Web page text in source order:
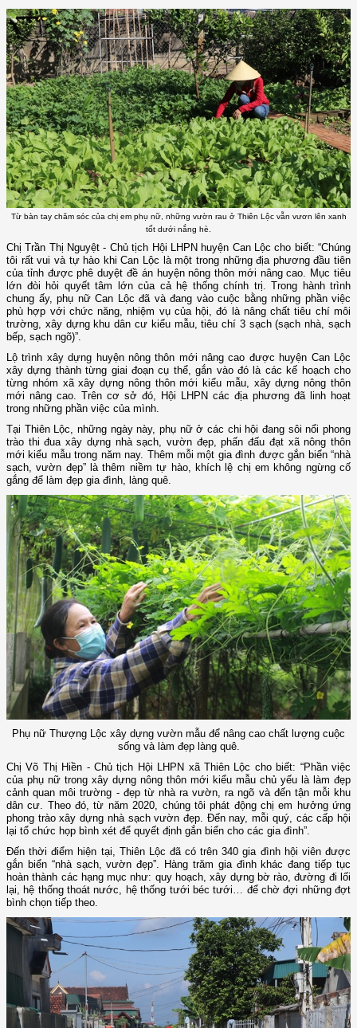
Từ bàn tay chăm sóc của chị em phụ nữ, những vườn rau ở Thiên Lộc vẫn vươn lên xanh
tốt dưới nắng hè.
Chị Trần Thị Nguyệt - Chủ tịch Hội LHPN huyện Can Lộc cho biết: “Chúng
tôi rất vui và tự hào khi Can Lộc là một trong những địa phương đầu tiên
của tỉnh được phê duyệt đề án huyện nông thôn mới nâng cao. Mục tiêu
lớn đòi hỏi quyết tâm lớn của cả hệ thống chính trị. Trong hành trình
chung ấy, phụ nữ Can Lộc đã và đang vào cuộc bằng những phần việc
phù hợp với chức năng, nhiệm vụ của hội, đó là nâng chất tiêu chí môi
trường, xây dựng khu dân cư kiểu mẫu, tiêu chí 3 sạch (sạch nhà, sạch
bếp, sạch ngõ)”.
Lộ trình xây dựng huyện nông thôn mới nâng cao được huyện Can Lộc
xây dựng thành từng giai đoạn cụ thể, gắn vào đó là các kế hoạch cho
từng nhóm xã xây dựng nông thôn mới kiểu mẫu, xây dựng nông thôn
mới nâng cao. Trên cơ sở đó, Hội LHPN các địa phương đã linh hoạt
trong những phần việc của mình.
Tại Thiên Lộc, những ngày này, phụ nữ ở các chi hội đang sôi nổi phong
trào thi đua xây dựng nhà sạch, vườn đẹp, phấn đấu đạt xã nông thôn
mới kiểu mẫu trong năm nay. Thêm mỗi một gia đình được gắn biển “nhà
sạch, vườn đẹp” là thêm niềm tự hào, khích lệ chị em không ngừng cố
gắng để làm đẹp gia đình, làng quê.
Phụ nữ Thượng Lộc xây dựng vườn mẫu để nâng cao chất lượng cuộc
sống và làm đẹp làng quê.
Chị Võ Thị Hiền - Chủ tịch Hội LHPN xã Thiên Lộc cho biết: “Phần việc
của phụ nữ trong xây dựng nông thôn mới kiểu mẫu chủ yếu là làm đẹp
cảnh quan môi trường - đẹp từ nhà ra vườn, ra ngõ và đến tận mỗi khu
dân cư. Theo đó, từ năm 2020, chúng tôi phát động chị em hưởng ứng
phong trào xây dựng nhà sạch vườn đẹp. Đến nay, mỗi quý, các cấp hội
lại tổ chức họp bình xét để quyết định gắn biển cho các gia đình”.
Đến thời điểm hiện tại, Thiên Lộc đã có trên 340 gia đình hội viên được
gắn biển “nhà sạch, vườn đẹp”. Hàng trăm gia đình khác đang tiếp tục
hoàn thành các hạng mục như: quy hoạch, xây dựng bờ rào, đường đi lối
lại, hệ thống thoát nước, hệ thống tưới béc tưới… để chờ đợi những đợt
bình chọn tiếp theo.